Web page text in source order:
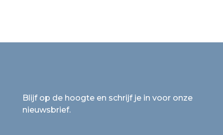
Blijf op de hoogte en schrijf je in voor onze
nieuwsbrief.